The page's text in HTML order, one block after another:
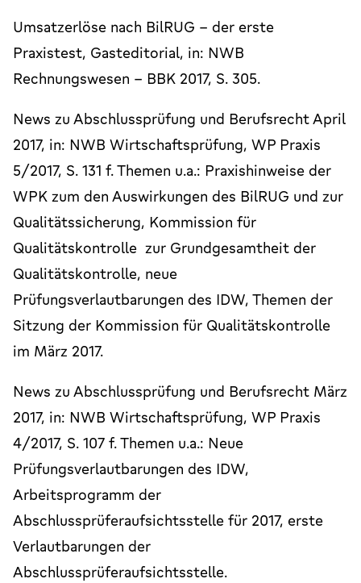
Umsatzerlöse nach BilRUG – der erste
Praxistest, Gasteditorial, in: NWB
Rechnungswesen – BBK 2017, S. 305.
News zu Abschlussprüfung und Berufsrecht April
2017, in: NWB Wirtschaftsprüfung, WP Praxis
5/2017, S. 131 f. Themen u.a.: Praxishinweise der
WPK zum den Auswirkungen des BilRUG und zur
Qualitätssicherung, Kommission für
Qualitätskontrolle zur Grundgesamtheit der
Qualitätskontrolle, neue
Prüfungsverlautbarungen des IDW, Themen der
Sitzung der Kommission für Qualitätskontrolle
im März 2017.
News zu Abschlussprüfung und Berufsrecht März
2017, in: NWB Wirtschaftsprüfung, WP Praxis
4/2017, S. 107 f. Themen u.a.: Neue
Prüfungsverlautbarungen des IDW,
Arbeitsprogramm der
Abschlussprüferaufsichtsstelle für 2017, erste
Verlautbarungen der
Abschlussprüferaufsichtsstelle.